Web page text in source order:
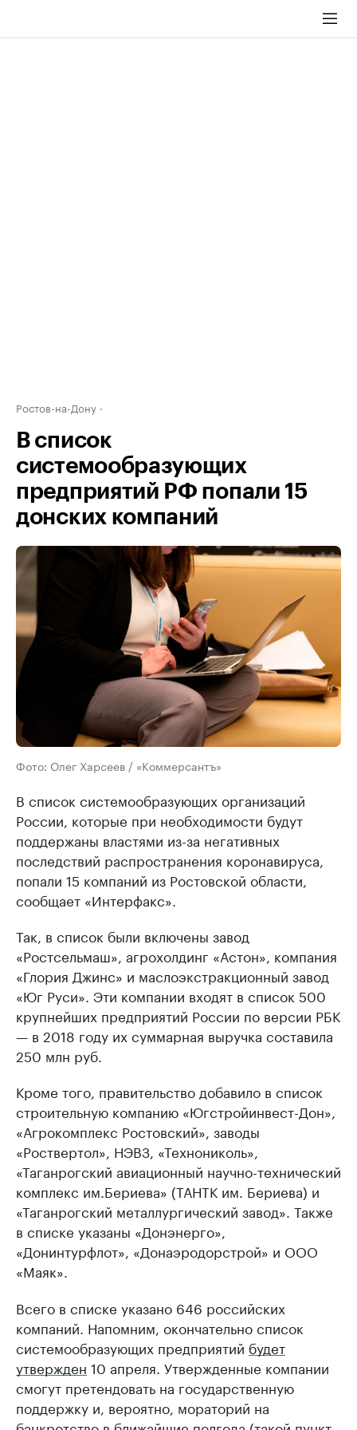
Ростов-на-Дону
В список
системообразующих
предприятий РФ попали 15
донских компаний
Фото: Олег Харсеев / «Коммерсантъ»
В список системообразующих организаций
России, которые при необходимости будут
поддержаны властями из-за негативных
последствий распространения коронавируса,
попали 15 компаний из Ростовской области,
сообщает «Интерфакс».
Так, в список были включены завод
«Ростсельмаш», агрохолдинг «Астон», компания
«Глория Джинс» и маслоэкстракционный завод
«Юг Руси». Эти компании входят в список 500
крупнейших предприятий России по версии РБК
— в 2018 году их суммарная выручка составила
250 млн руб.
Кроме того, правительство добавило в список
строительную компанию «Югстройинвест-Дон»,
«Агрокомплекс Ростовский», заводы
«Роствертол», НЭВЗ, «Технониколь»,
«Таганрогский авиационный научно-технический
комплекс им.Бериева» (ТАНТК им. Бериева) и
«Таганрогский металлургический завод». Также
в списке указаны «Донэнерго»,
«Донинтурфлот», «Донаэродорстрой» и ООО
«Маяк».
Всего в списке указано 646 российских
компаний. Напомним, окончательно список
системообразующих предприятий будет
утвержден 10 апреля. Утвержденные компании
смогут претендовать на государственную
поддержку и, вероятно, мораторий на